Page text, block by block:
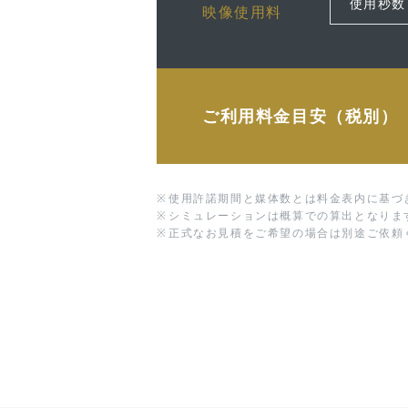
映像使用料
ご利用料金目安（税別）
※ 使用許諾期間と媒体数とは料金表内に基づ
※ シミュレーションは概算での算出となりま
※ 正式なお見積をご希望の場合は別途ご依頼